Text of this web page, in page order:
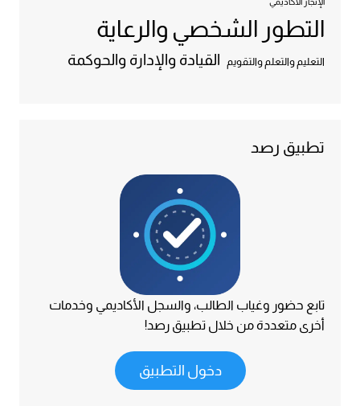
التطور الشخصي والرعاية
التعليم والتعلم والتقويم القيادة والإدارة والحوكمة
تطبيق رصد
تابع حضور وغياب الطالب، والسجل الأكاديمي وخدمات
أخرى متعددة من خلال تطبيق رصد!
دخول التطبيق